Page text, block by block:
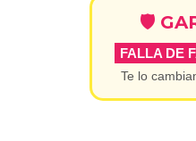
🛡️
FALLA DE
Te lo